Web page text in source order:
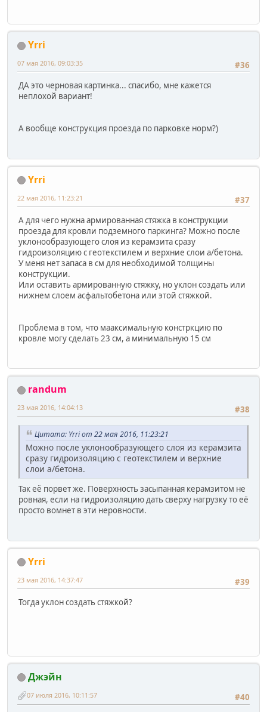
Yrri
#36
07 мая 2016, 09:03:35
ДА это черновая картинка... спасибо, мне кажется
неплохой вариант!
А вообще конструкция проезда по парковке норм?)
Yrri
#37
22 мая 2016, 11:23:21
А для чего нужна армированная стяжка в конструкции
проезда для кровли подземного паркинга? Можно после
уклонообразующего слоя из керамзита сразу
гидроизоляцию с геотекстилем и верхние слои а/бетона.
У меня нет запаса в см для необходимой толщины
конструкции.
Или оставить армированную стяжку, но уклон создать или
нижнем слоем асфальтобетона или этой стяжкой.
Проблема в том, что мааксимальную констркцию по
кровле могу сделать 23 см, а минимальную 15 см
randum
#38
23 мая 2016, 14:04:13
Цитата: Yrri от 22 мая 2016, 11:23:21
Можно после уклонообразующего слоя из керамзита
сразу гидроизоляцию с геотекстилем и верхние
слои а/бетона.
Так её порвет же. Поверхность засыпанная керамзитом не
ровная, если на гидроизоляцию дать сверху нагрузку то её
просто вомнет в эти неровности.
Yrri
#39
23 мая 2016, 14:37:47
Тогда уклон создать стяжкой?
Джэйн
#40
07 июля 2016, 10:11:57